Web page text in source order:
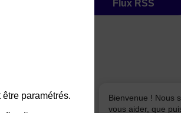
paramétrés.
Flux RSS
Bienvenue ! Nous
vous aider, que